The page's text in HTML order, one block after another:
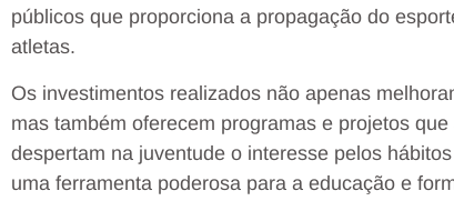
públicos que proporciona a propagação do
atletas.
Os investimentos realizados não apenas
mas também oferecem programas e projetos
despertam na juventude o interesse pelos
uma ferramenta poderosa para a educação e